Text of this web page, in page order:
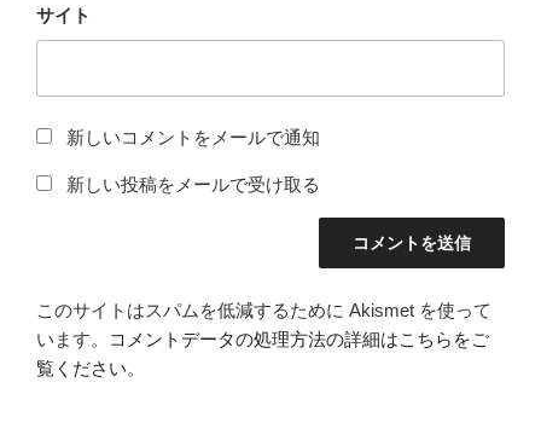
サイト
新しいコメントをメールで通知
新しい投稿をメールで受け取る
このサイトはスパムを低減するために Akismet を使って
います。
コメントデータの処理方法の詳細はこちらをご
覧ください。